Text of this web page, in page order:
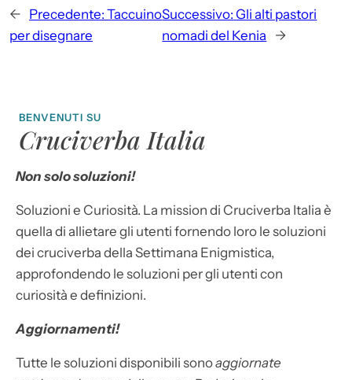
← Precedente: Taccuino
per disegnare
Successivo: Gli alti pastori
nomadi del Kenia
→
BENVENUTI SU
Cruciverba Italia
Non solo soluzioni!
Soluzioni e Curiosità. La mission di Cruciverba Italia è
quella di allietare gli utenti fornendo loro le soluzioni
dei cruciverba della Settimana Enigmistica,
approfondendo le soluzioni per gli utenti con
curiosità e definizioni.
Aggiornamenti!
Tutte le soluzioni disponibili sonoaggiornate